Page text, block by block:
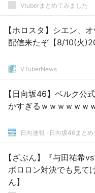
Vtuberまとめてみました
【ホロスタ】シエン、
配信来たぞ【8/10(火
VTuberNews
【日向坂46】ベルク公
かすぎるｗｗｗｗｗｗ
日向速報 -日向坂46まと
【ざぶん】『与田祐希
ボロロン対決でも見
ん】